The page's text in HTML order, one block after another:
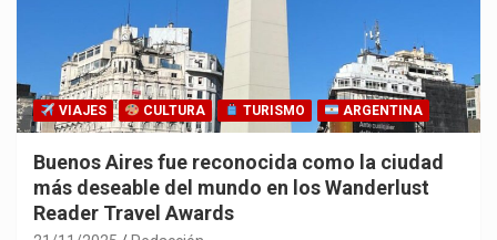
VIAJES CULTURA TURISMO ARGENTINA
Buenos Aires fue reconocida como la ciudad
más deseable del mundo en los Wanderlust
Reader Travel Awards